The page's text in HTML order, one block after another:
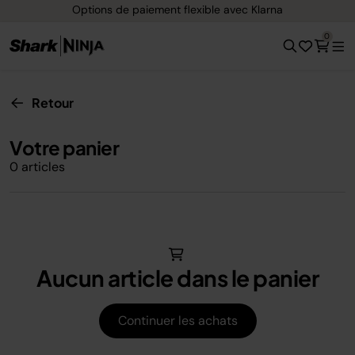
Options de paiement flexible avec Klarna
0
Retour
Votre panier
0 articles
Aucun article dans le panier
Continuer les achats